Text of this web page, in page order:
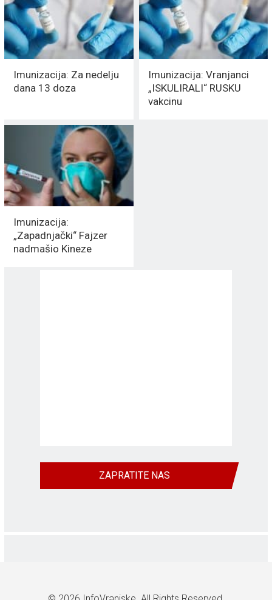
Imunizacija: Za nedelju
dana 13 doza
Imunizacija: Vranjanci
„ISKULIRALI“ RUSKU
vakcinu
Imunizacija:
„Zapadnjački“ Fajzer
nadmašio Kineze
ZAPRATITE NAS